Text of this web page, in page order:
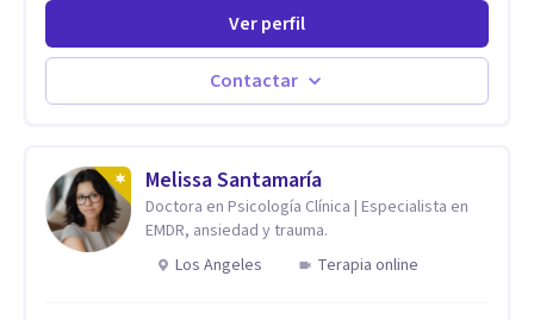
de experiencia, constantemente capacitandose en las
diferntes areas de la Salud Mental.
Ver perfil
Contactar
Melissa Santamaría
Doctora en Psicología Clínica | Especialista en
EMDR, ansiedad y trauma.
Los Angeles
Terapia online